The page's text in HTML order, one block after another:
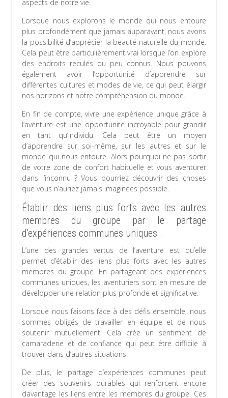
aspects de notre vie.
Lorsque nous explorons le monde qui nous entoure
plus profondément que jamais auparavant, nous avons
la possibilité d’apprécier la beauté naturelle du monde.
Cela peut être particulièrement vrai lorsque l’on explore
des endroits reculés ou peu connus. Nous pouvons
également avoir l’opportunité d’apprendre sur
différentes cultures et modes de vie, ce qui peut élargir
nos horizons et notre compréhension du monde.
En fin de compte, vivre une expérience unique grâce à
l’aventure est une opportunité incroyable pour grandir
en tant qu’individu. Cela peut être un moyen
d’apprendre sur soi-même, sur les autres et sur le
monde qui nous entoure. Alors pourquoi ne pas sortir
de votre zone de confort habituelle et vous aventurer
dans l’inconnu ? Vous pourriez découvrir des choses
que vous n’auriez jamais imaginées possible.
Établir des liens plus forts avec les autres
membres du groupe par le partage
d’expériences communes uniques .
L’une des grandes vertus de l’aventure est qu’elle
permet d’établir des liens plus forts avec les autres
membres du groupe. En partageant des expériences
communes uniques, les aventuriers sont en mesure de
développer une relation plus profonde et significative.
Lorsque nous faisons face à des défis ensemble, nous
sommes obligés de travailler en équipe et de nous
soutenir mutuellement. Cela crée un sentiment de
camaraderie et de confiance qui peut être difficile à
trouver dans d’autres situations.
De plus, le partage d’expériences communes peut
créer des souvenirs durables qui renforcent encore
davantage les liens entre les membres du groupe. Ces